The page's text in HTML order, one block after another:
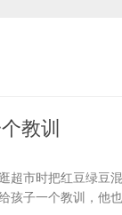
教训
超市时把红豆绿豆
孩子一个教训，他